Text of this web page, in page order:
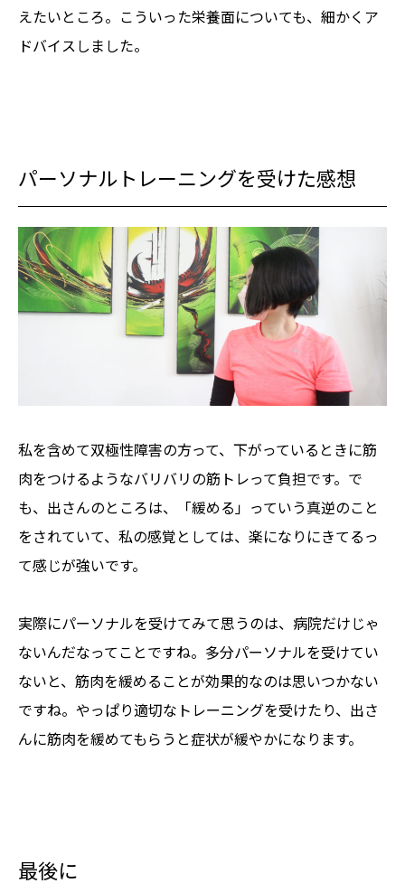
えたいところ。こういった栄養面についても、細かくア
ドバイスしました。
パーソナルトレーニングを受けた感想
私を含めて双極性障害の方って、下がっているときに筋
肉をつけるようなバリバリの筋トレって負担です。で
も、出さんのところは、「緩める」っていう真逆のこと
をされていて、私の感覚としては、楽になりにきてるっ
て感じが強いです。
実際にパーソナルを受けてみて思うのは、病院だけじゃ
ないんだなってことですね。多分パーソナルを受けてい
ないと、筋肉を緩めることが効果的なのは思いつかない
ですね。やっぱり適切なトレーニングを受けたり、出さ
んに筋肉を緩めてもらうと症状が緩やかになります。
最後に